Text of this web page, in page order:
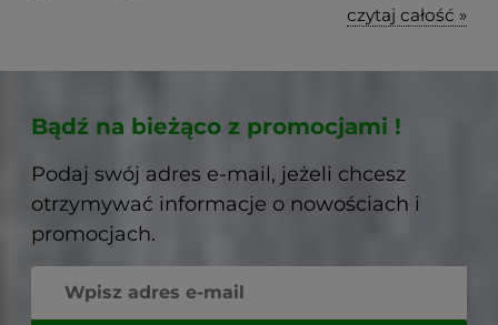
czytaj całość »
Bądź na bieżąco z promocjami !
Podaj swój adres e-mail, jeżeli chcesz
otrzymywać informacje o nowościach i
promocjach.